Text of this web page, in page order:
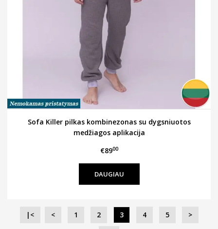
Sofa Killer pilkas kombinezonas su dygsniuotos
medžiagos aplikacija
€8900
DAUGIAU
|< < 1 2 3 4 5 >